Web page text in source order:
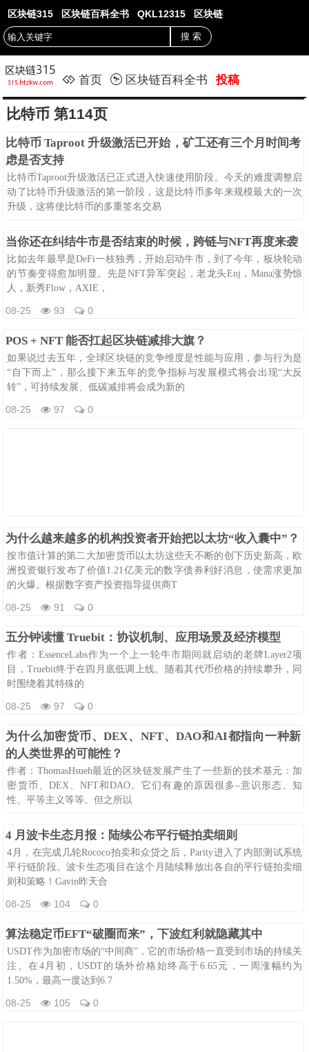
区块链315 区块链百科全书 QKL12315 区块链
首页 区块链百科全书 投稿
比特币 第114页
比特币 Taproot 升级激活已开始，矿工还有三个月时间考
虑是否支持
比特币Taproot升级激活已正式进入快速使用阶段。今天的难度调整启
动了比特币升级激活的第一阶段，这是比特币多年来规模最大的一次
升级，这将使比特币的多重签名交易
当你还在纠结牛市是否结束的时候，跨链与NFT再度来袭
比如去年最早是DeFi一枝独秀，开始启动牛市，到了今年，板块轮动
的节奏变得愈加明显。先是NFT异军突起，老龙头Enj，Mana涨势惊
人，新秀Flow，AXIE，
08-25 93 0
POS + NFT 能否扛起区块链减排大旗？
如果说过去五年，全球区块链的竞争维度是性能与应用，参与行为是
“自下而上”，那么接下来五年的竞争指标与发展模式将会出现“大反
转”，可持续发展、低碳减排将会成为新的
08-25 97 0
为什么越来越多的机构投资者开始把以太坊“收入囊中”？
按市值计算的第二大加密货币以太坊这些天不断的创下历史新高，欧
洲投资银行发布了价值1.21亿美元的数字债券利好消息，使需求更加
的火爆。根据数字资产投资指导提供商T
08-25 91 0
五分钟读懂 Truebit：协议机制、应用场景及经济模型
作者：EssenceLabs作为一个上一轮牛市期间就启动的老牌Layer2项
目，Truebit终于在四月底低调上线。随着其代币价格的持续攀升，同
时围绕着其特殊的
08-25 97 0
为什么加密货币、DEX、NFT、DAO和AI都指向一种新
的人类世界的可能性？
作者：ThomasHsueh最近的区块链发展产生了一些新的技术基元：加
密货币、DEX、NFT和DAO。它们有趣的原因很多–意识形态、知
性、平等主义等等。但之所以
4 月波卡生态月报：陆续公布平行链拍卖细则
4月，在完成几轮Rococo拍卖和众贷之后，Parity进入了内部测试系统
平行链阶段。波卡生态项目在这个月陆续释放出各自的平行链拍卖细
则和策略！Gavin昨天合
08-25 104 0
算法稳定币EFT“破圈而来”，下波红利就隐藏其中
USDT作为加密市场的“中间商”，它的市场价格一直受到市场的持续关
注。在4月初，USDT的场外价格始终高于6.65元，一周涨幅约为
1.50%，最高一度达到6.7
08-25 105 0